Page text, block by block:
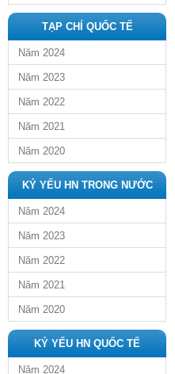
TẠP CHÍ QUỐC TẾ
Năm 2024
Năm 2023
Năm 2022
Năm 2021
Năm 2020
KỶ YẾU HN TRONG NƯỚC
Năm 2024
Năm 2023
Năm 2022
Năm 2021
Năm 2020
KỶ YẾU HN QUỐC TẾ
Năm 2024